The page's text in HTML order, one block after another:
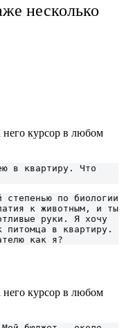
несколько
него курсор в любом
в квартиру. Что
степенью по биологии
к животным, и ты
руки. Я хочу
питомца в квартиру.
как я?
него курсор в любом